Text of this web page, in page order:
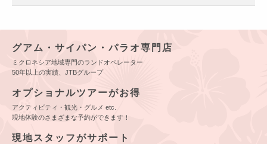
グアム・サイパン・パラオ専門店
ミクロネシア地域専門のランドオペレーター
50年以上の実績、JTBグループ
オプショナルツアーがお得
アクティビティ・観光・グルメ etc.
現地体験のさまざまな予約ができます！
現地スタッフがサポート